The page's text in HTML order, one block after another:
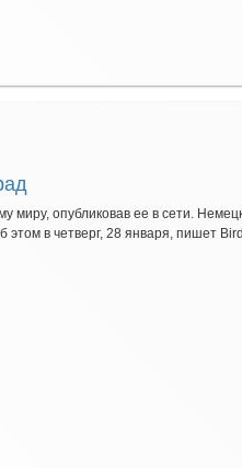
опубликовав ее в сети.
в четверг, 28 января, пишет